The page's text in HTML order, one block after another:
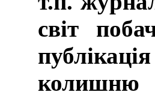
світ
колишню